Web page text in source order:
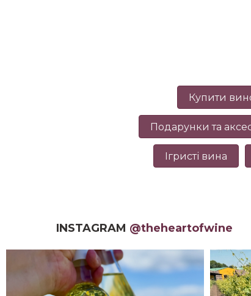
Купити
Подарунки та
Ігристі вина
INSTAGRAM @theheartofwine